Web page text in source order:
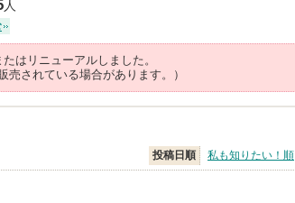
人
はリニューアルしました。
売されている場合があります。）
投稿日順 私も知りたい！順